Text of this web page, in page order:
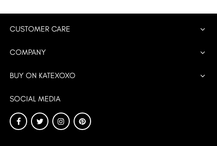
CUSTOMER CARE
COMPANY
BUY ON KATEXOXO
SOCIAL MEDIA